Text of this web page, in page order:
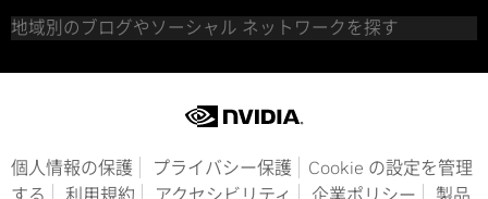
地域別のブログやソーシャル ネットワークを探す
個人情報の保護 プライバシー保護
Cookie の設定を管理
する
利用規約 アクセシビリティ 企業ポリシー 製品